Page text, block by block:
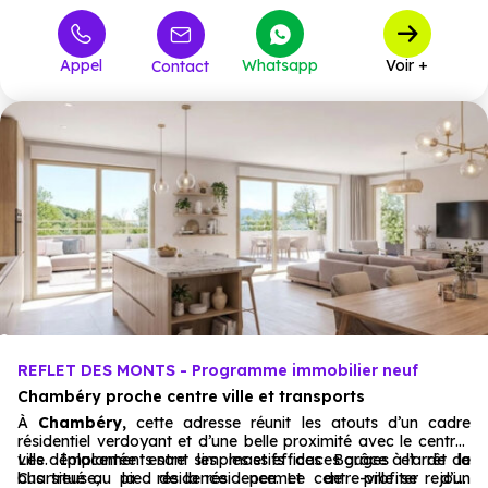
12 à partir de 570 000 €
à partir de 1 000 000 €
Appel Contact Whatsapp Voir +
REFLET DES MONTS - Programme immobilier neuf
Chambéry proche centre ville et transports
À Chambéry, cette adresse réunit les atouts d’un cadre
résidentiel verdoyant et d’une belle proximité avec le centre-
ville. Implantée entre les massifs des Bauges et de la
Chartreuse, la résidence permet de profiter d’un
Les déplacements sont simples et efficaces grâce à l’arrêt de
bus situé au pied de la résidence. Le centre-ville se rejoint